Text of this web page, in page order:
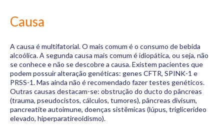
Causa
A causa é multifatorial. O mais comum é o consumo de bebida
alcoólica. A segunda causa mais comum é idiopática, ou seja, não
se conhece e não se descobre a causa. Existem pacientes que
podem possuir alteração genéticas: genes CFTR, SPINK-1 e
PRSS-1. Mas ainda não é recomendado fazer testes genéticos.
Outras causas destacam-se: obstrução do ducto do pâncreas
(trauma, pseudocistos, cálculos, tumores), pâncreas divisum,
pancreatite autoimune, doenças sistêmicas (lúpus, triglicerídeo
elevado, hiperparatireoidismo).